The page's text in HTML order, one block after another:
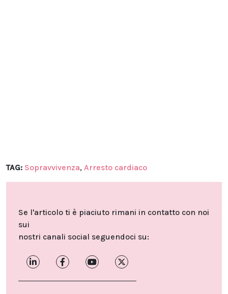
TAG: Sopravvivenza, Arresto cardiaco
Se l'articolo ti è piaciuto rimani in contatto con noi
sui
nostri canali social seguendoci su: